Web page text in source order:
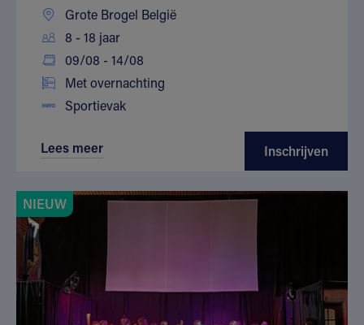
Grote Brogel België
8 - 18 jaar
09/08 - 14/08
Met overnachting
Sportievak
Lees meer Inschrijven
NIEUW